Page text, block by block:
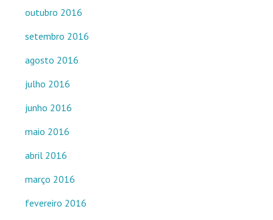
outubro 2016
setembro 2016
agosto 2016
julho 2016
junho 2016
maio 2016
abril 2016
março 2016
fevereiro 2016